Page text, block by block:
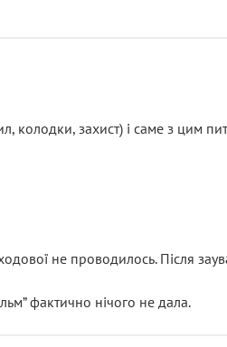
колодки, захист) і саме з цим
не проводилось. Після
фактично нічого не дала.